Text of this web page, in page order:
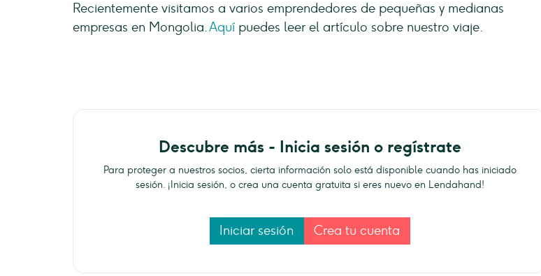
Recientemente visitamos a varios emprendedores de pequeñas y medianas
empresas en Mongolia.Aquípuedes leer el artículo sobre nuestro viaje.
Descubre más - Inicia sesión o regístrate
Para proteger a nuestros socios, cierta información solo está disponible cuando has iniciado
sesión. ¡Inicia sesión, o crea una cuenta gratuita si eres nuevo en Lendahand!
Iniciar sesión Crea tu cuenta